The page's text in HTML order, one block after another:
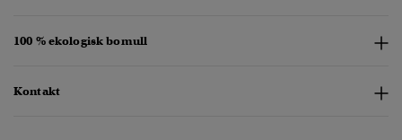
100 % ekologisk bomull
Kontakt